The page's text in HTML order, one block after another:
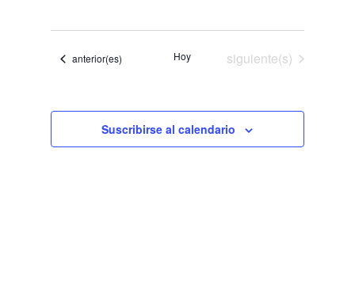
Eventos
anterior(es) Hoy Eventos
siguiente(s)
Suscribirse al calendario